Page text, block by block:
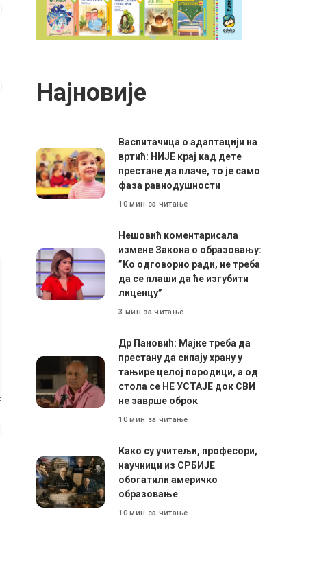
Најновије
Васпитачица о адаптацији на
вртић: НИЈЕ крај кад дете
престане да плаче, то је само
фаза равнодушности
10 мин за читање
Нешовић коментарисала
измене Закона о образовању:
”Ко одговорно ради, не треба
да се плаши да ће изгубити
лиценцу”
3 мин за читање
Др Пановић: Мајке треба да
престану да сипају храну у
тањире целој породици, а од
стола се НЕ УСТАЈЕ док СВИ
не заврше оброк
10 мин за читање
Како су учитељи, професори,
научници из СРБИЈЕ
обогатили америчко
образовање
10 мин за читање